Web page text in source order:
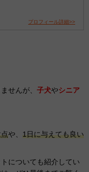
プロフィール詳細>>
せんが、 子犬やシニア
や、 1日に与えても良い
についても紹介してい